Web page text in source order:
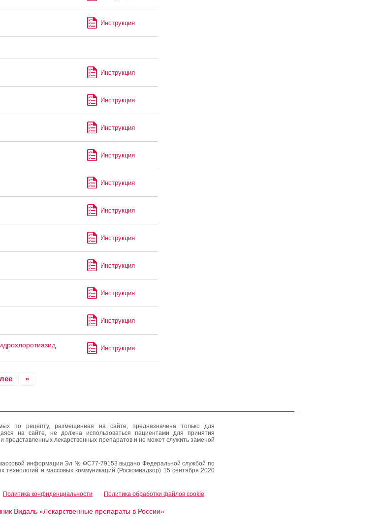
Инструкция
Инструкция
Инструкция
Инструкция
Инструкция
Инструкция
Инструкция
Инструкция
Инструкция
Инструкция
Инструкция
Инструкция
»
по рецепту, размещенная на сайте, предназначена только для
на сайте, не должна использоваться пациентами для принятия
представленных лекарственных препаратов и не может служить заменой
массовой информации Эл № ФС77-79153 выдано Федеральной службой по
и массовых коммуникаций (Роскомнадзор) 15 сентября 2020
Политика конфиденциальности Политика обработки файлов cookie
Видаль «Лекарственные препараты в России»